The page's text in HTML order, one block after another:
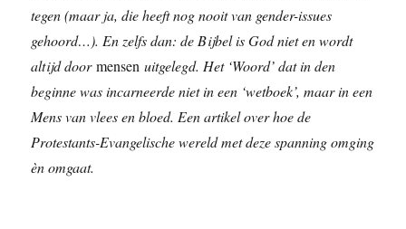
tegen (maar ja, die heeft nog nooit van gender-issues
gehoord…). En zelfs dan: de Bijbel is God niet en wordt
altijd doormensenuitgelegd. Het ‘Woord’ dat in den
beginne was incarneerde niet in een ‘wetboek’, maar in een
Mens van vlees en bloed. Een artikel over hoe de
Protestants-Evangelische wereld met deze spanning omging
èn omgaat.